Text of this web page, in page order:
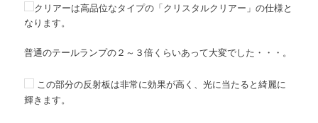
クリアーは高品位なタイプの「クリスタルクリアー」の仕様と
なります。
普通のテールランプの２～３倍くらいあって大変でした・・・。
この部分の反射板は非常に効果が高く、光に当たると綺麗に
輝きます。